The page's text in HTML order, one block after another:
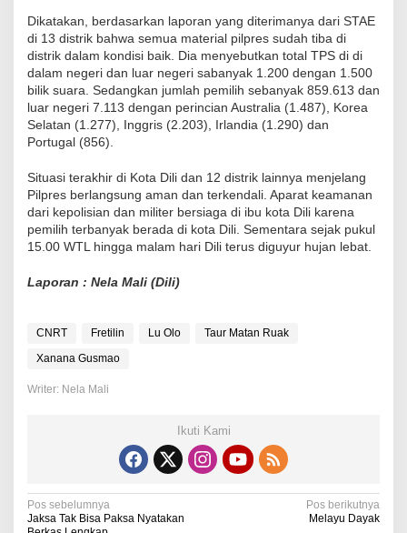
Dikatakan, berdasarkan laporan yang diterimanya dari STAE
di 13 distrik bahwa semua material pilpres sudah tiba di
distrik dalam kondisi baik. Dia menyebutkan total TPS di di
dalam negeri dan luar negeri sabanyak 1.200 dengan 1.500
bilik suara. Sedangkan jumlah pemilih sebanyak 859.613 dan
luar negeri 7.113 dengan perincian Australia (1.487), Korea
Selatan (1.277), Inggris (2.203), Irlandia (1.290) dan
Portugal (856).
Situasi terakhir di Kota Dili dan 12 distrik lainnya menjelang
Pilpres berlangsung aman dan terkendali. Aparat keamanan
dari kepolisian dan militer bersiaga di ibu kota Dili karena
pemilih terbanyak berada di kota Dili. Sementara sejak pukul
15.00 WTL hingga malam hari Dili terus diguyur hujan lebat.
Laporan : Nela Mali (Dili)
CNRT Fretilin Lu Olo
Taur Matan Ruak
Xanana Gusmao
Writer: Nela Mali
Ikuti Kami
N
Pos sebelumnya
Jaksa Tak Bisa Paksa Nyatakan
Pos berikutnya
Melayu Dayak